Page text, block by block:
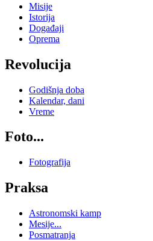
Misije
Istorija
Događaji
Oprema
Revolucija
Godišnja doba
Kalendar, dani
Vreme
Foto...
Fotografija
Praksa
Astronomski kamp
Mesije...
Posmatranja